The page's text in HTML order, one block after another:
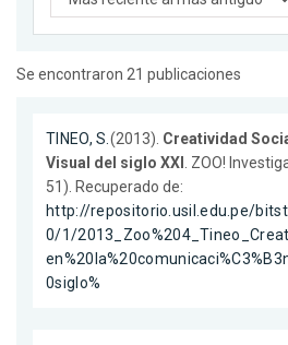
Se encontraron 21 publicaciones
TINEO, S.(2013). Creatividad
Visual del siglo XXI . ZOO!
51). Recuperado de:
http://repositorio.usil.edu.pe/
0/1/
0siglo%